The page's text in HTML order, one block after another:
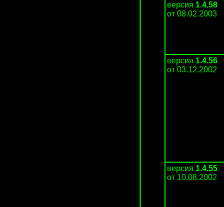
версия 1.4.58
от 08.02.2003
версия 1.4.56
от 03.12.2002
версия 1.4.55
от 10.08.2002